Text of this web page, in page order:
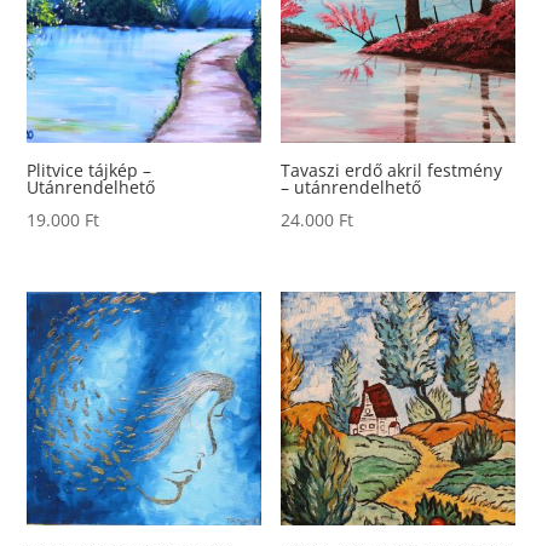
Plitvice tájkép –
Utánrendelhető
19.000 Ft
Tavaszi erdő akril festmény
– utánrendelhető
24.000 Ft